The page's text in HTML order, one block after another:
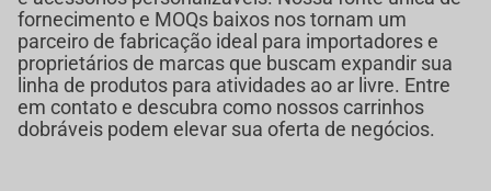
fornecimento e MOQs baixos nos tornam um
parceiro de fabricação ideal para importadores e
proprietários de marcas que buscam expandir sua
linha de produtos para atividades ao ar livre. Entre
em contato e descubra como nossos carrinhos
dobráveis podem elevar sua oferta de negócios.